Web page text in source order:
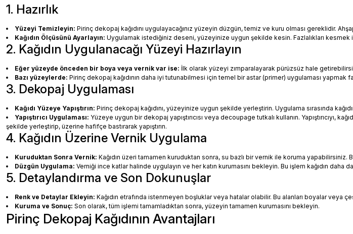
1. Hazırlık
Yüzeyi Temizleyin: Pirinç dekopaj kağıdını uygulayacağınız yüzeyin düzgün, temiz ve kuru olması gereklidir.
Kağıdın Ölçüsünü Ayarlayın: Uygulamak istediğiniz deseni, yüzeyinize uygun şekilde kesin. Fazlalıkları kesmek
2. Kağıdın Uygulanacağı Yüzeyi Hazırlayın
Eğer yüzeyde önceden bir boya veya vernik var ise: İlk olarak yüzeyi zımparalayarak pürüzsüz hale
Bazı yüzeylerde: Pirinç dekopaj kağıdının daha iyi tutunabilmesi için temel bir astar (primer) uygulaması yapmak
3. Dekopaj Uygulaması
Kağıdı Yüzeye Yapıştırın: Pirinç dekopaj kağıdını, yüzeyinize uygun şekilde yerleştirin. Uygulama sırasında
Yapıştırıcı Uygulaması: Yüzeye uygun bir dekopaj yapıştırıcısı veya decoupage tutkalı kullanın. Yapıştırıcıyı,
şekilde yerleştirip, üzerine hafifçe bastırarak yapıştırın.
4. Kağıdın Üzerine Vernik Uygulama
Kuruduktan Sonra Vernik: Kağıdın üzeri tamamen kuruduktan sonra, su bazlı bir vernik ile koruma yapabilirsiniz.
Düzgün Uygulama: Verniği ince katlar halinde uygulayın ve her katın kurumasını bekleyin. Bu işlem kağıdın daha
5. Detaylandırma ve Son Dokunuşlar
Renk ve Detaylar Ekleyin: Kağıdın etrafında istenmeyen boşluklar veya hatalar olabilir. Bu alanları boyalar veya
Kuruma ve Sonuç: Son olarak, tüm işlemi tamamladıktan sonra, yüzeyin tamamen kurumasını bekleyin.
Pirinç Dekopaj Kağıdının Avantajları